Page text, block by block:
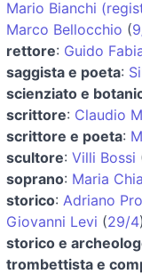
Mario Bianchi
Marco Bellocchio (
rettore: Guido
saggista e poeta:
scienziato e
scrittore: Claudio
scrittore e poeta:
scultore: Villi Bossi
soprano: Maria
storico: Adriano
Giovanni Levi (29/4)
storico e
trombettista e